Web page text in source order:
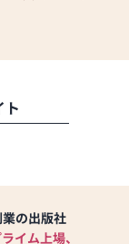
ト
の出版社
イム上場、